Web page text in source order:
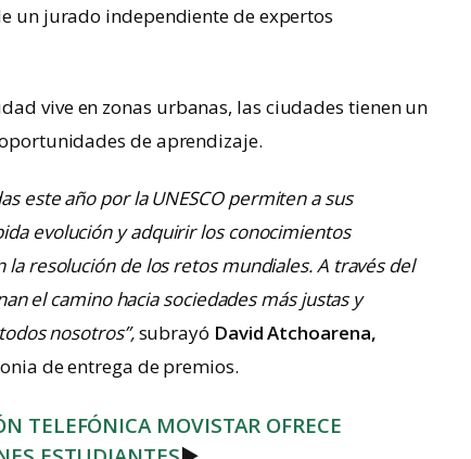
un jurado independiente de expertos
vive en zonas urbanas, las ciudades tienen un
de aprendizaje.
este año por la UNESCO permiten a sus
evolución y adquirir los conocimientos
resolución de los retos mundiales. A través del
el camino hacia sociedades más justas y
nosotros”,subrayó David Atchoarena,
de entrega de premios.
TELEFÓNICA MOVISTAR OFRECE